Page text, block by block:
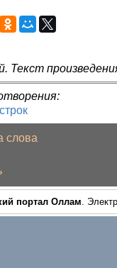
Текст
слова
портал Оллам .